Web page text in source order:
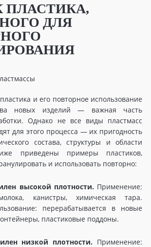
ПЛАСТИКА,
ДЛЯ
и его повторное использование
новых изделий — важная часть
Однако не все виды пластмасс
для этого процесса — их пригодность
состава, структуры и области
приведены примеры пластиков,
и использовать повторно:
высокой плотности. Применение:
канистры, химическая тара.
перерабатывается в новые
пластиковые поддоны.
низкой плотности. Применение: